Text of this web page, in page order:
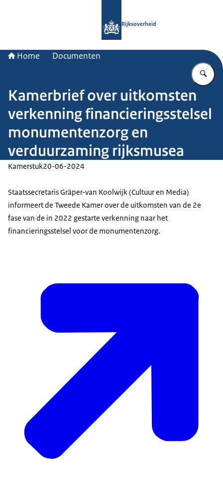
Rijksoverheid
Home Documenten
Kamerbrief over uitkomsten
verkenning financieringsstelsel
monumentenzorg en
verduurzaming rijksmusea
Kamerstuk20-06-2024
Staatssecretaris Gräper-van Koolwijk (Cultuur en Media)
informeert de Tweede Kamer over de uitkomsten van de 2e
fase van de in 2022 gestarte verkenning naar het
financieringsstelsel voor de monumentenzorg.